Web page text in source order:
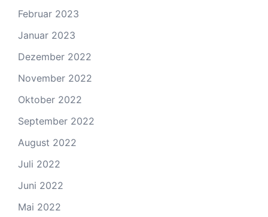
Februar 2023
Januar 2023
Dezember 2022
November 2022
Oktober 2022
September 2022
August 2022
Juli 2022
Juni 2022
Mai 2022